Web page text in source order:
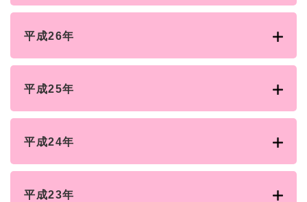
平成26年
平成25年
平成24年
平成23年